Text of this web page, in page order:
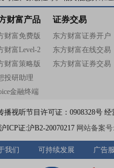
财富产品
财富免费版
财富Level-2
财富策略版
投研助理
金融终端
证券交易
东方财富证券开户
东方财富在线交易
东方财富证券交易
播视听节目许可证：0908328号
沪ICP证:沪B2-20070217 网站备案号
我们 可持续发展 广告